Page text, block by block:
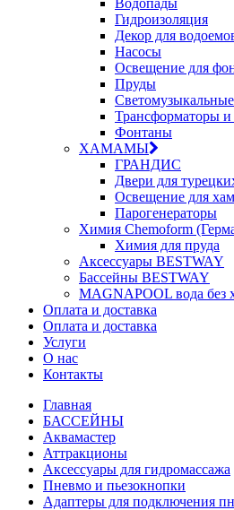
Водопады
Гидроизоляция
Декор для
Насосы
Освещение для
Пруды
Трансформаторы
Фонтаны
ХАМАМЫ
ГРАНДИС
Двери для
Освещение для
Парогенераторы
Химия Chemoform
Химия для пруда
Аксессуары BESTWAY
Бассейны BESTWAY
MAGNAPOOL вода без
Оплата и доставка
Оплата и доставка
Услуги
О нас
Контакты
Главная
БАССЕЙНЫ
Аквамастер
Аттракционы
Аксессуары для гидромассажа
Пневмо и пьезокнопки
Адаптеры для подключения